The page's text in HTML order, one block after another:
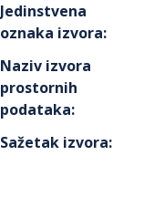
Jedinstvena
oznaka izvora:
Naziv izvora
prostornih
podataka:
Sažetak izvora: